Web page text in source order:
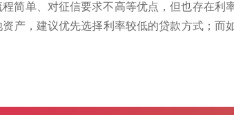
简单、对征信要求不高等优点，但也存在
产，建议优先选择利率较低的贷款方式；